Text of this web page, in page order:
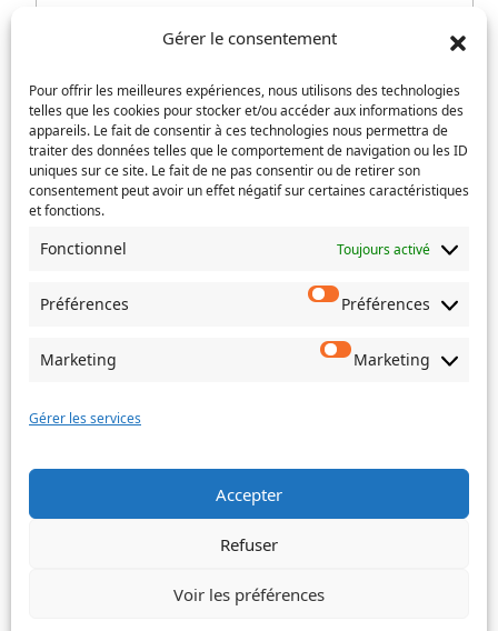
Gérer le consentement
Pour offrir les meilleures expériences, nous utilisons des technologies
telles que les cookies pour stocker et/ou accéder aux informations des
appareils. Le fait de consentir à ces technologies nous permettra de
traiter des données telles que le comportement de navigation ou les ID
uniques sur ce site. Le fait de ne pas consentir ou de retirer son
consentement peut avoir un effet négatif sur certaines caractéristiques
et fonctions.
Fonctionnel Toujours activé
Préférences Préférences
Marketing Marketing
Gérer les services
Accepter
Refuser
Voir les préférences
e-
(Nécessaire)
Service concerné(Nécessaire)
Si votre demande concerne des actes de naissance et/ou
de mariage, choisissez l'Etat-Civil comme service
Objet
Message
Envoyer